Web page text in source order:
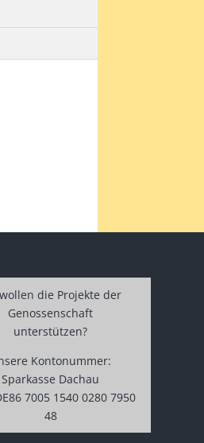
die Projekte der
Genossenschaft
unterstützen?
Kontonummer:
Sparkasse Dachau
7005 1540 0280 7950
48